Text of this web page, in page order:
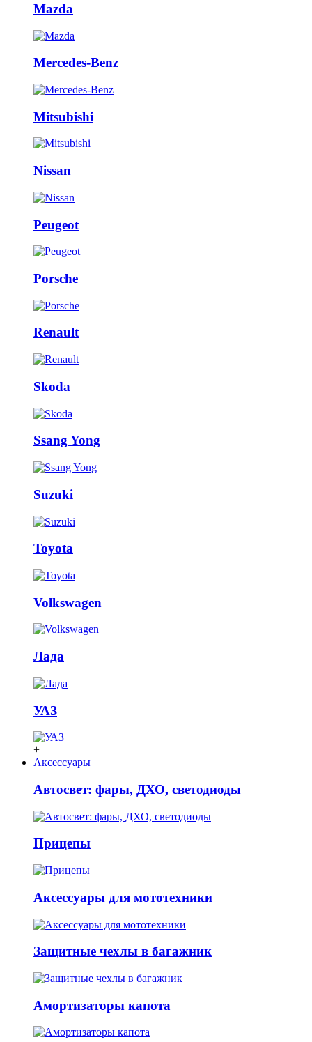
Mazda
Mercedes-Benz
Mitsubishi
Nissan
Peugeot
Porsche
Renault
Skoda
Ssang Yong
Suzuki
Toyota
Volkswagen
Лада
УАЗ
+
Аксессуары
Автосвет: фары, ДХО, светодиоды
Прицепы
Аксессуары для мототехники
Защитные чехлы в багажник
Амортизаторы капота